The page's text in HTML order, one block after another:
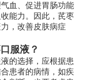
血、促进胃肠功能
能力。因此，芪枣
，改善皮肤病症
服液？
的选择，应根据患
患者的病情，如疾